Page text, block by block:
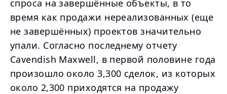
спроса на завершённые объекты, в то
время как продажи нереализованных (еще
не завершённых) проектов значительно
упали. Согласно последнему отчету
Cavendish Maxwell, в первой половине года
произошло около 3,300 сделок, из которых
около 2,300 приходятся на продажу